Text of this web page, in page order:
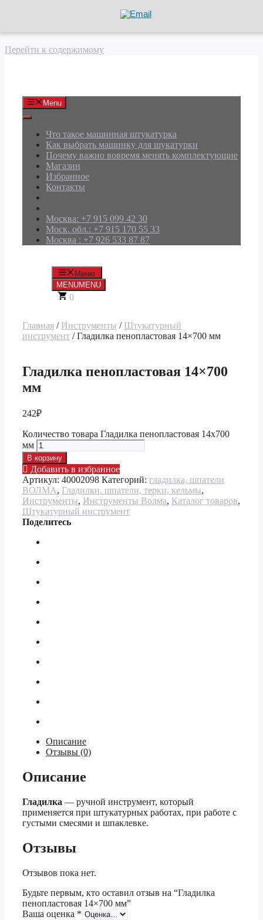
Перейти к содержимому
Menu
Что такое машинная штукатурка
Как выбрать машинку для шукатурки
Почему важно вовремя менять комплектующие
Магазин
Избранное
Контакты
Москва: +7 915 099 42 30
Моск. обл.: +7 915 170 55 33
Москва : +7 926 533 87 87
Меню
MENUMENU
0
Главная / Инструменты / Штукатурный
инструмент / Гладилка пенопластовая 14×700 мм
Гладилка пенопластовая 14×700
мм
242₽
Количество товара Гладилка пенопластовая 14x700
мм
В корзину
Добавить в избранное
Артикул: 40002098 Категорий: гладилка, шпатели
ВОЛМА, Гладилки, шпатели, терки, кельмы,
Инструменты, Инструменты Волма, Каталог товаров,
Штукатурный инструмент
Поделитесь
Описание
Отзывы (0)
Описание
Гладилка — ручной инструмент, который
применяется при штукатурных работах, при работе с
густыми смесями и шпаклевке.
Отзывы
Отзывов пока нет.
Будьте первым, кто оставил отзыв на “Гладилка
пенопластовая 14×700 мм”
Ваша оценка *